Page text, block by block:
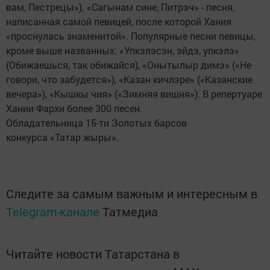
вам, Пестрецы»). «Сагынам сине, Питрэч» - песня,
написанная самой певицей, после которой Хания
«проснулась знаменитой». Популярные песни певицы,
кроме выше названных: «Упкэлэсэн, эйдэ, упкэлэ»
(Обижаешься, так обижайся), «Онытылыр димэ» («Не
говори, что забудется»), «Казан кичлэре» («Казанские
вечера»), «Кышкы чия» («Зимняя вишня»). В репертуаре
Хании Фархи более 300 песен.
Обладательница 15-ти Золотых барсов
конкурса «Татар жыры».
Следите за самым важным и интересным в
Telegram-канале Татмедиа
Читайте новости Татарстана в